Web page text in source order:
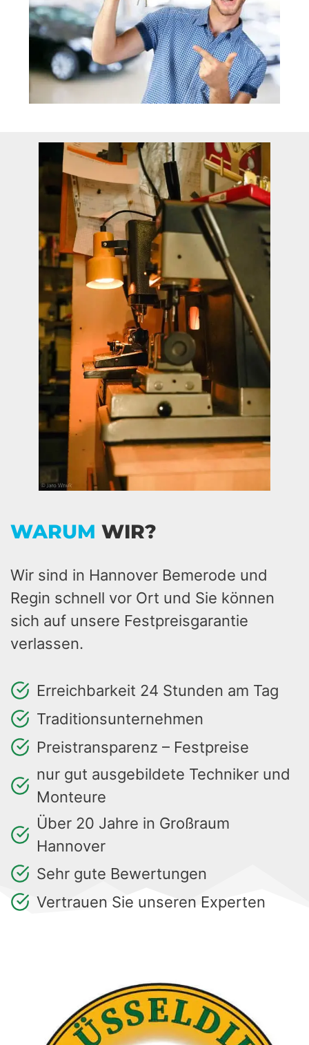
WARUM WIR?
Wir sind in Hannover Bemerode und
Regin schnell vor Ort und Sie können
sich auf unsere Festpreisgarantie
verlassen.
Erreichbarkeit 24 Stunden am Tag
Traditionsunternehmen
Preistransparenz – Festpreise
nur gut ausgebildete Techniker und
Monteure
Über 20 Jahre in Großraum
Hannover
Sehr gute Bewertungen
Vertrauen Sie unseren Experten